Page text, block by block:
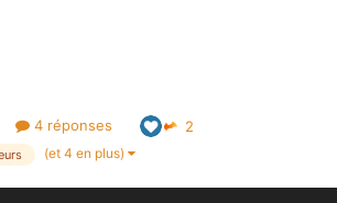
le film ???), pour une campagne en 4
pouvez aussi j...
4 réponses 2
(et 4 en plus)